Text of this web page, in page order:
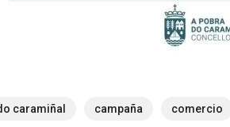
caramiñal campaña comercio